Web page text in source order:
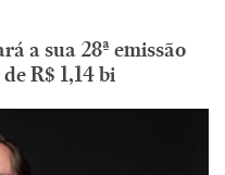
a sua 28ª emissão
R$ 1,14 bi